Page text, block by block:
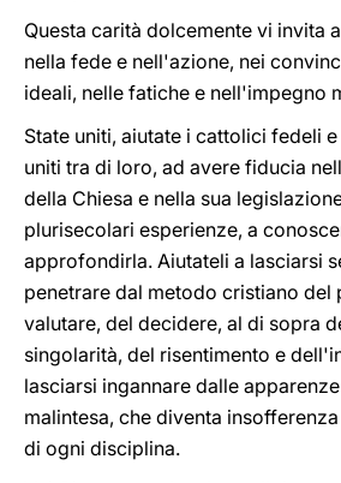
Questa carità dolcemente vi invita
nella fede e nell'azione, nei
ideali, nelle fatiche e nell'impegno
State uniti, aiutate i cattolici fedeli
uniti tra di loro, ad avere fiducia
della Chiesa e nella sua
plurisecolari esperienze, a
approfondirla. Aiutateli a lasciarsi
penetrare dal metodo cristiano del
valutare, del decidere, al di sopra
singolarità, del risentimento e
lasciarsi ingannare dalle
malintesa, che diventa
di ogni disciplina.